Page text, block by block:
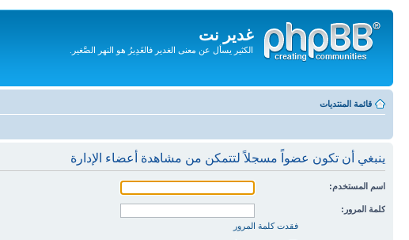
غدير نت
الكثير يسأل عن معنى الغدير فالغَدِيرُ هو النهر الصَّغير.
المحتويات
قائمة المنتديات
ينبغي أن تكون عضواً مسجلاً لتتمكن من مشاهدة أعضاء الإدارة
اسم المستخدم:
كلمة المرور:
فقدت كلمة المرور